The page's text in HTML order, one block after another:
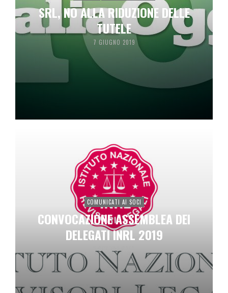
SRL, NO ALLA RIDUZIONE DELLE
TUTELE
7 GIUGNO 2019
COMUNICATI AI SOCI
CONVOCAZIONE ASSEMBLEA DEI
DELEGATI INRL 2019